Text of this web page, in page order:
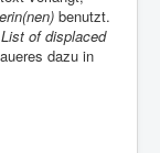
benutzt.
List of displaced
dazu in